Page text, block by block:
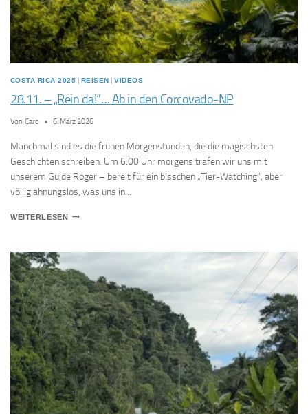
COSTA RICA 2025 | REISEN |VIDEOS
28.11. – „Rein da!“… Ab in den Corcovado-NP
Von Caro 6. März 2026
Manchmal sind es die frühen Morgenstunden, die die magischsten
Geschichten schreiben. Um 6:00 Uhr morgens trafen wir uns mit
unserem Guide Roger – bereit für ein bisschen „Tier-Watching“, aber
völlig ahnungslos, was uns in...
WEITERLESEN28.11.
AB
IN
DEN
CORCOVADO-
NP